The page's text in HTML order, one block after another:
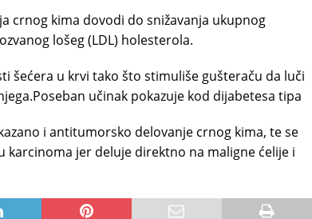
crnog kima dovodi do snižavanja ukupnog
lošeg (LDL) holesterola.
šećera u krvi tako što stimuliše gušteraču da luči
učinak pokazuje kod dijabetesa tipa
i antitumorsko delovanje crnog kima, te se
karcinoma jer deluje direktno na maligne ćelije i